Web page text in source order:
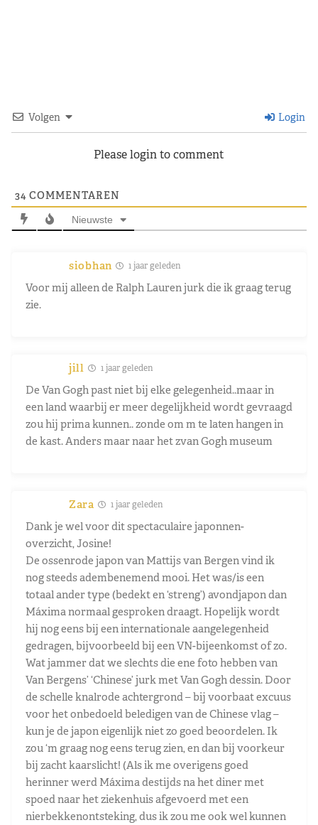
Volgen Login
Please login to comment
34 COMMENTAREN
Nieuwste
siobhan 1 jaar geleden
Voor mij alleen de Ralph Lauren jurk die ik graag terug
zie.
jill 1 jaar geleden
De Van Gogh past niet bij elke gelegenheid..maar in
een land waarbij er meer degelijkheid wordt gevraagd
zou hij prima kunnen.. zonde om m te laten hangen in
de kast. Anders maar naar het zvan Gogh museum
Zara 1 jaar geleden
Dank je wel voor dit spectaculaire japonnen-
overzicht, Josine!
De ossenrode japon van Mattijs van Bergen vind ik
nog steeds adembenemend mooi. Het was/is een
totaal ander type (bedekt en ‘streng’) avondjapon dan
Máxima normaal gesproken draagt. Hopelijk wordt
hij nog eens bij een internationale aangelegenheid
gedragen, bijvoorbeeld bij een VN-bijeenkomst of zo.
Wat jammer dat we slechts die ene foto hebben van
Van Bergens’ ‘Chinese’ jurk met Van Gogh dessin. Door
de schelle knalrode achtergrond – bij voorbaat excuus
voor het onbedoeld beledigen van de Chinese vlag –
kun je de japon eigenlijk niet zo goed beoordelen. Ik
zou ‘m graag nog eens terug zien, en dan bij voorkeur
bij zacht kaarslicht! (Als ik me overigens goed
herinner werd Máxima destijds na het diner met
spoed naar het ziekenhuis afgevoerd met een
nierbekkenontsteking, dus ik zou me ook wel kunnen